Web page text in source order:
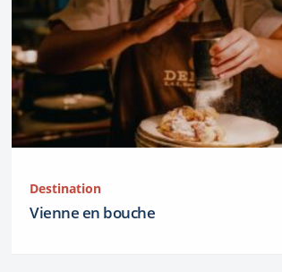
Destination
Vienne en bouche